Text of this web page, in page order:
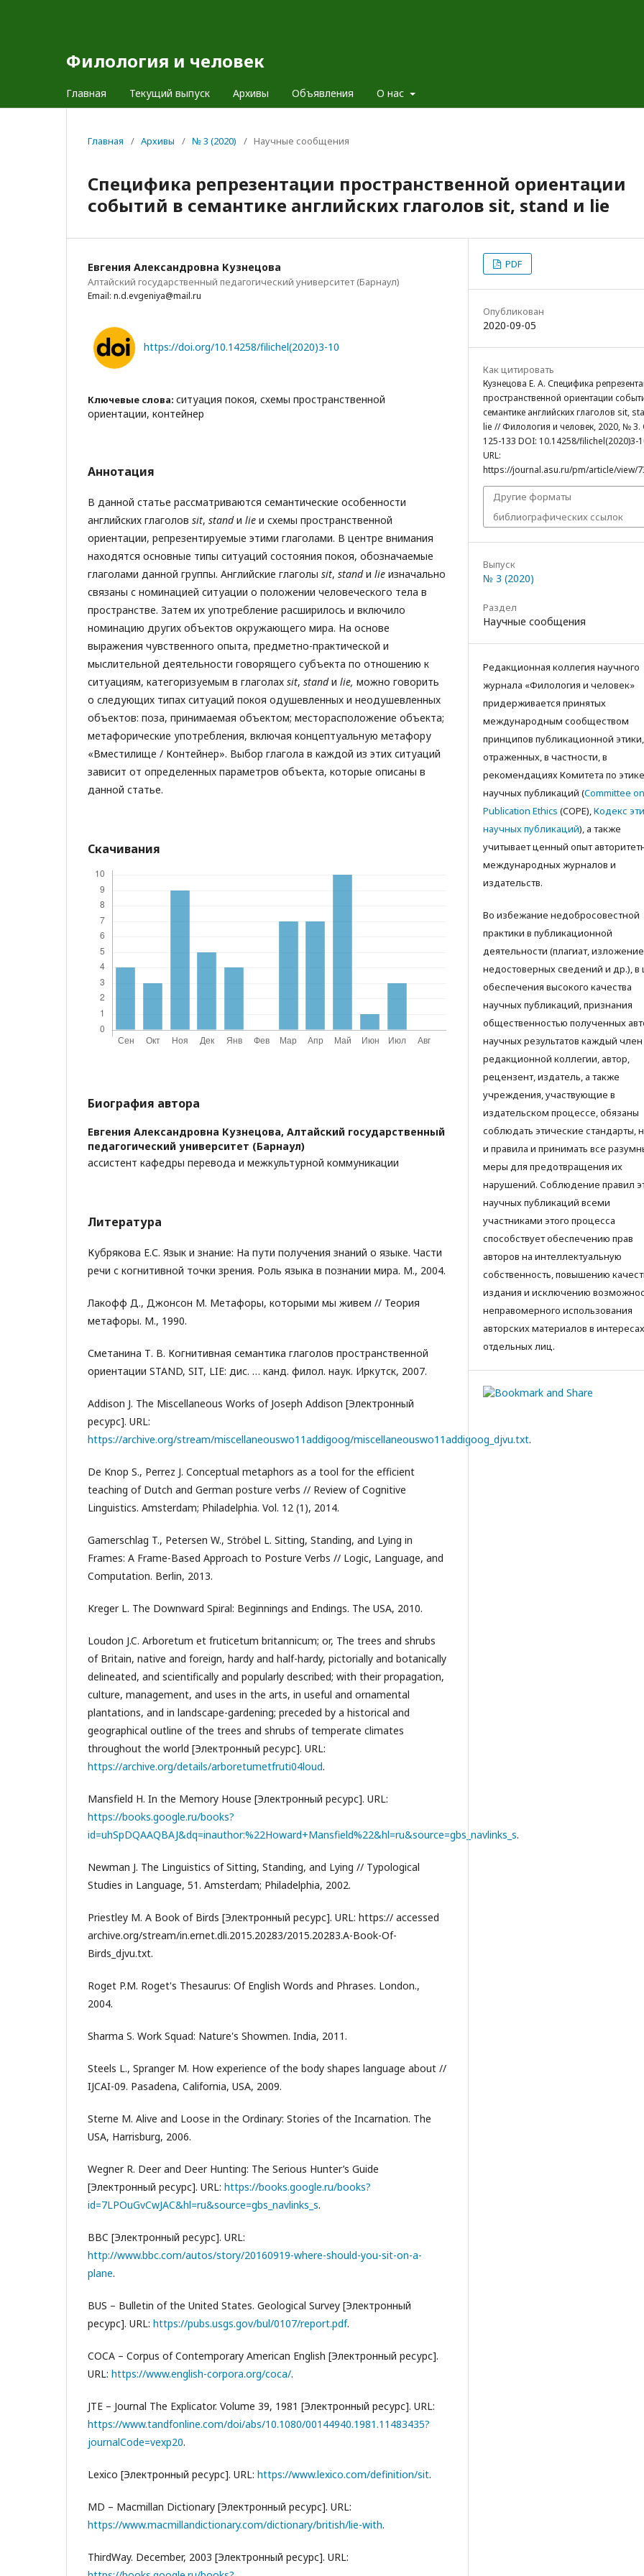
Филология и человек
Главная Текущий выпуск Архивы Объявления О нас
Главная / Архивы / № 3 (2020) / Научные сообщения
Специфика репрезентации пространственной ориентации
событий в семантике английских глаголов sit, stand и lie
Евгения Александровна Кузнецова
Алтайский государственный педагогический университет (Барнаул)
Email: n.d.evgeniya@mail.ru
https://doi.org/10.14258/filichel(2020)3-10
Ключевые слова: ситуация покоя, схемы пространственной
ориентации, контейнер
Аннотация
В данной статье рассматриваются семантические особенности
английских глаголов sit, standи lie и схемы пространственной
ориентации, репрезентируемые этими глаголами. В центре внимания
находятся основные типы ситуаций состояния покоя, обозначаемые
глаголами данной группы. Английские глаголы sit, standи lie изначально
связаны с номинацией ситуации о положении человеческого тела в
пространстве. Затем их употребление расширилось и включило
номинацию других объектов окружающего мира. На основе
выражения чувственного опыта, предметно-практической и
мыслительной деятельности говорящего субъекта по отношению к
ситуациям, категоризуемым в глаголах sit, standи lie, можно говорить
о следующих типах ситуаций покоя одушевленных и неодушевленных
объектов: поза, принимаемая объектом; месторасположение объекта;
метафорические употребления, включая концептуальную метафору
«Вместилище / Контейнер». Выбор глагола в каждой из этих ситуаций
зависит от определенных параметров объекта, которые описаны в
данной статье.
Скачивания
Биография автора
Евгения Александровна Кузнецова, Алтайский государственный
педагогический университет (Барнаул)
ассистент кафедры перевода и межкультурной коммуникации
Литература
Кубрякова Е.С. Язык и знание: На пути получения знаний о языке. Части
речи с когнитивной точки зрения. Роль языка в познании мира. М., 2004.
Лакофф Д., Джонсон М. Метафоры, которыми мы живем // Теория
метафоры. М., 1990.
Сметанина Т. В. Когнитивная семантика глаголов пространственной
ориентации STAND, SIT, LIE: дис. … канд. филол. наук. Иркутск, 2007.
Addison J. The Miscellaneous Works of Joseph Addison [Электронный
ресурс]. URL:
https://archive.org/stream/miscellaneouswo11addigoog/miscellaneouswo11addigoog_djvu.txt.
De Knop S., Perrez J. Conceptual metaphors as a tool for the efficient
teaching of Dutch and German posture verbs // Review of Cognitive
Linguistics. Amsterdam; Philadelphia. Vol. 12 (1), 2014.
Gamerschlag T., Petersen W., Ströbel L. Sitting, Standing, and Lying in
Frames: A Frame-Based Approach to Posture Verbs // Logic, Language, and
Computation. Berlin, 2013.
Kreger L. The Downward Spiral: Beginnings and Endings. The USA, 2010.
Loudon J.C. Arboretum et fruticetum britannicum; or, The trees and shrubs
of Britain, native and foreign, hardy and half-hardy, pictorially and botanically
delineated, and scientifically and popularly described; with their propagation,
culture, management, and uses in the arts, in useful and ornamental
plantations, and in landscape-gardening; preceded by a historical and
geographical outline of the trees and shrubs of temperate climates
throughout the world [Электронный ресурс]. URL:
https://archive.org/details/arboretumetfruti04loud.
Mansfield H. In the Memory House [Электронный ресурс]. URL:
https://books.google.ru/books?
id=uhSpDQAAQBAJ&dq=inauthor:%22Howard+Mansfield%22&hl=ru&source=gbs_navlinks_s.
Newman J. The Linguistics of Sitting, Standing, and Lying // Typological
Studies in Language, 51. Amsterdam; Philadelphia, 2002.
Priestley M. A Book of Birds [Электронный ресурс]. URL: https:// accessed
archive.org/stream/in.ernet.dli.2015.20283/2015.20283.A-Book-Of-
Birds_djvu.txt.
Roget P.M. Roget's Thesaurus: Of English Words and Phrases. London.,
2004.
Sharma S. Work Squad: Nature's Showmen. India, 2011.
Steels L., Spranger M. How experience of the body shapes language about //
IJCAI-09. Pasadena, California, USA, 2009.
Sterne M. Alive and Loose in the Ordinary: Stories of the Incarnation. The
USA, Harrisburg, 2006.
Wegner R. Deer and Deer Hunting: The Serious Hunter’s Guide
[Электронный ресурс]. URL: https://books.google.ru/books?
id=7LPOuGvCwJAC&hl=ru&source=gbs_navlinks_s.
BBC [Электронный ресурс]. URL:
http://www.bbc.com/autos/story/20160919-where-should-you-sit-on-a-
plane.
BUS – Bulletin of the United States. Geological Survey [Электронный
ресурс]. URL: https://pubs.usgs.gov/bul/0107/report.pdf.
COCA – Corpus of Contemporary American English [Электронный ресурс].
URL: https://www.english-corpora.org/coca/.
JTE – Journal The Explicator. Volume 39, 1981 [Электронный ресурс]. URL:
https://www.tandfonline.com/doi/abs/10.1080/00144940.1981.11483435?
journalCode=vexp20.
Lexico [Электронный ресурс]. URL: https://www.lexico.com/definition/sit.
MD – Macmillan Dictionary [Электронный ресурс]. URL:
https://www.macmillandictionary.com/dictionary/british/lie-with.
ThirdWay. December, 2003 [Электронный ресурс]. URL:
PDF
Опубликован
2020-09-05
Как цитировать
Кузнецова Е. А. Специфика
пространственной ориентации
семантике английских глаголов sit,
lie // Филология и человек, 2020, № 3.
125-133 DOI: 10.14258/filichel(2020)3-
URL:
https://journal.asu.ru/pm/article/view/
Другие форматы
библиографических ссылок
Выпуск
№ 3 (2020)
Раздел
Научные сообщения
Редакционная коллегия научного
журнала «Филология и человек»
придерживается принятых
международным сообществом
принципов публикационной этики,
отраженных, в частности, в
рекомендациях Комитета по этике
научных публикаций (Committee on
Publication Ethics (COPE),Кодекс
научных публикаций), а также
учитываeт ценный опыт
международных журналов и
издательств.
Во избежание недобросовестной
практики в публикационной
деятельности (плагиат, изложение
недостоверных сведений и др.), в
обеспечения высокого качества
научных публикаций, признания
общественностью полученных
научных результатов каждый член
редакционной коллегии, автор,
рецензент, издатель, а также
учреждения, участвующие в
издательском процессе, обязаны
соблюдать этические стандарты,
и правила и принимать все
меры для предотвращения их
нарушений. Соблюдение правил
научных публикаций всеми
участниками этого процесса
способствует обеспечению прав
авторов на интеллектуальную
собственность, повышению
издания и исключению
неправомерного использования
авторских материалов в интересах
отдельных лиц.